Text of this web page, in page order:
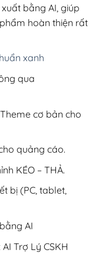
bằng AI, giúp
hoàn thiện rất
xanh
qua
cơ bản cho
quảng cáo.
KÉO – THẢ.
bị (PC, tablet,
AI
Trợ Lý CSKH